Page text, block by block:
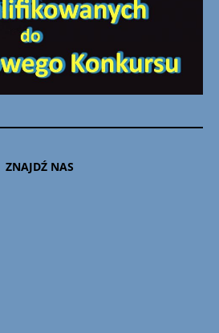
ZNAJDŹ NAS